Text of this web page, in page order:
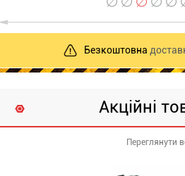
Безкоштовна
Акційні
Переглянути